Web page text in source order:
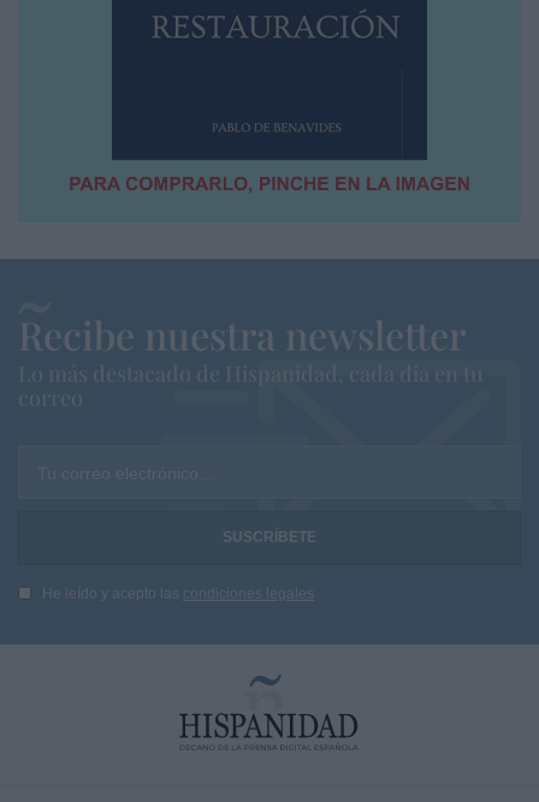
Recibe nuestra newsletter
Lo más destacado de Hispanidad, cada dia en tu
correo
Tu correo electrónico...
He leído y acepto las condiciones legales